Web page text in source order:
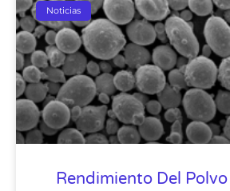
Noticias
Rendimiento Del